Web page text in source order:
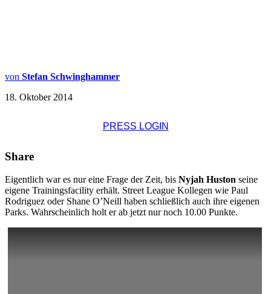
von Stefan Schwinghammer
18. Oktober 2014
PRESS LOGIN
Share
Eigentlich war es nur eine Frage der Zeit, bis Nyjah Huston seine
eigene Trainingsfacility erhält. Street League Kollegen wie Paul
Rodriguez oder Shane O’Neill haben schließlich auch ihre eigenen
Parks. Wahrscheinlich holt er ab jetzt nur noch 10.00 Punkte.